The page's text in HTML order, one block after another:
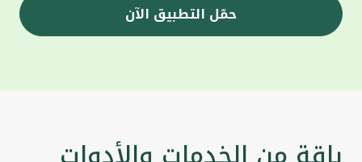
حمّل التطبيق الآن